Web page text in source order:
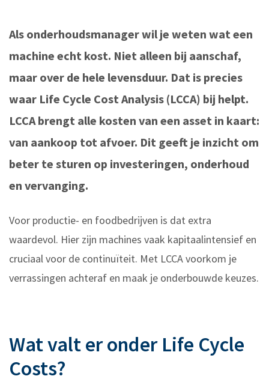
Als onderhoudsmanager wil je weten wat een
machine echt kost. Niet alleen bij aanschaf,
maar over de hele levensduur. Dat is precies
waar Life Cycle Cost Analysis (LCCA) bij helpt.
LCCA brengt alle kosten van een asset in kaart:
van aankoop tot afvoer. Dit geeft je inzicht om
beter te sturen op investeringen, onderhoud
en vervanging.
Voor productie- en foodbedrijven is dat extra
waardevol. Hier zijn machines vaak kapitaalintensief en
cruciaal voor de continuïteit. Met LCCA voorkom je
verrassingen achteraf en maak je onderbouwde keuzes.
Wat valt er onder Life Cycle
Costs?